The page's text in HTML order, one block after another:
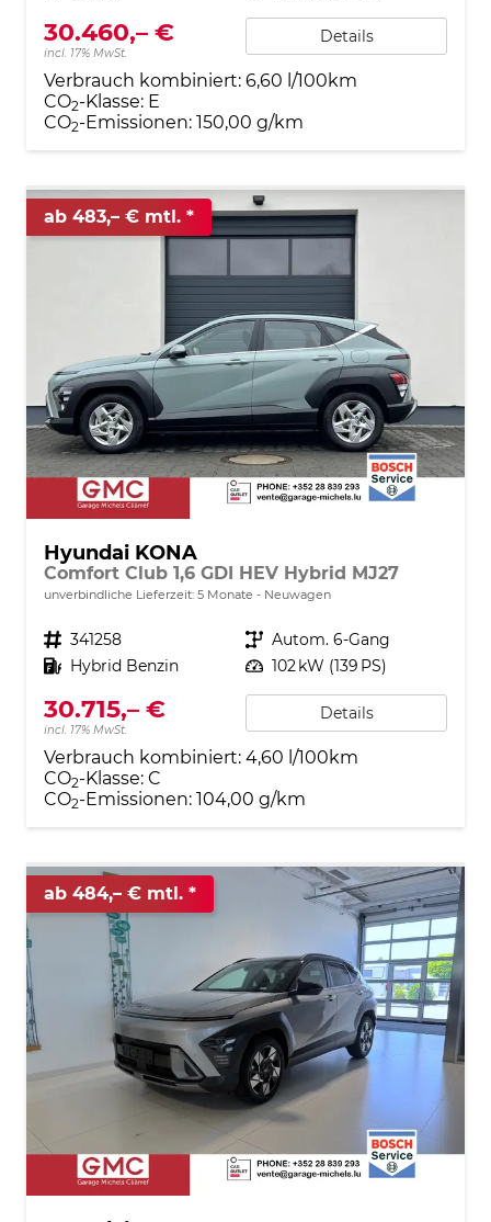
30.460,– €
incl. 17% MwSt.
Details
Verbrauch kombiniert: 6,60 l/100km
CO2-Klasse: E
CO2-Emissionen: 150,00 g/km
ab 483,– € mtl.
Hyundai KONA
Comfort Club 1,6 GDI HEV Hybrid MJ27
unverbindliche Lieferzeit: 5 Monate Neuwagen
Fahrzeugnr. 341258 Getriebe Autom. 6-Gang
Kraftstoff Hybrid Benzin Leistung 102 kW (139 PS)
30.715,– €
incl. 17% MwSt.
Details
Verbrauch kombiniert: 4,60 l/100km
CO2-Klasse: C
CO2-Emissionen: 104,00 g/km
ab 484,– € mtl.